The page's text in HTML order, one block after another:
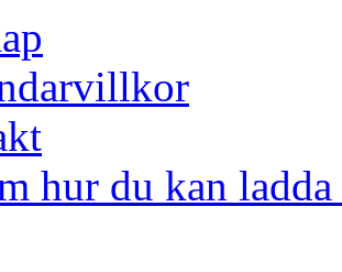
hur du kan